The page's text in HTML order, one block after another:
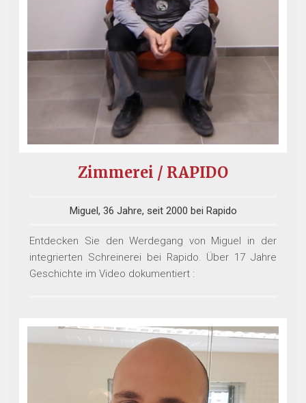
Zimmerei / RAPIDO
Miguel, 36 Jahre, seit 2000 bei Rapido
Entdecken Sie den Werdegang von Miguel in der
integrierten Schreinerei bei Rapido. Über 17 Jahre
Geschichte im Video dokumentiert :